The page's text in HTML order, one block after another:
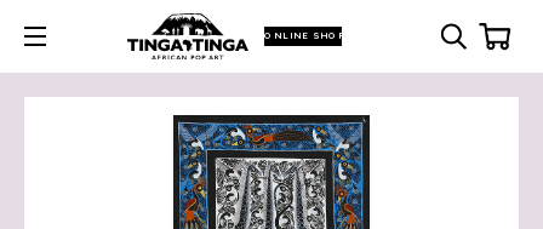
ONLINE SHOP